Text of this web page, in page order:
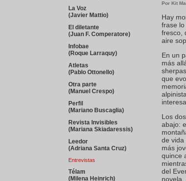
La Voz
(Javier Mattio)
El diletante
(Juan F. Comperatore)
Infobae
(Roque Larraquy)
Atletas
(Pablo Ottonello)
Otra parte
(Manuel Crespo)
Perfil
(Mariano Buscaglia)
Revista Invisibles
(Mariana Skiadaressis)
Leedor
(Adriana Santa Cruz)
Entrevistas
Télam
(Milena Heinrich)
Por Kit
Hay
frase
fresco,
aire
En un
más
que
Los
abajo:
de vida
más
quince
del